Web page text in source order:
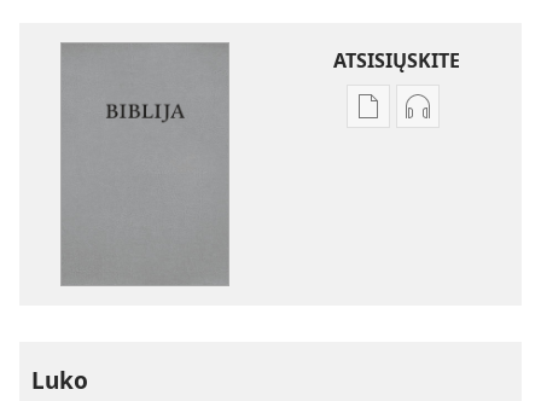
ATSISIŲSKITE
Skaitmeninių
Garso
Luko